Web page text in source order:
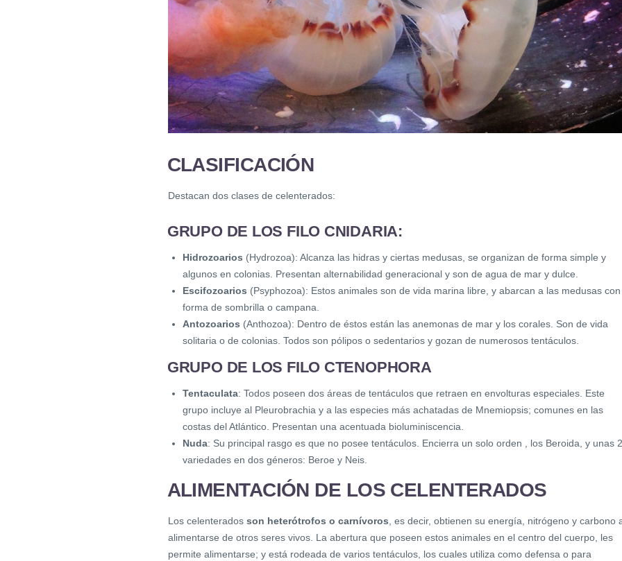
CLASIFICACIÓN
Destacan dos clases de celenterados:
GRUPO DE LOS FILO CNIDARIA:
Hidrozoarios (Hydrozoa): Alcanza las hidras y ciertas medusas, se organizan de forma simple y
algunos en colonias. Presentan alternabilidad generacional y son de agua de mar y dulce.
Escifozoarios (Psyphozoa): Estos animales son de vida marina libre, y abarcan a las medusas con
forma de sombrilla o campana.
Antozoarios (Anthozoa): Dentro de éstos están las anemonas de mar y los corales. Son de vida
solitaria o de colonias. Todos son pólipos o sedentarios y gozan de numerosos tentáculos.
GRUPO DE LOS FILO CTENOPHORA
Tentaculata: Todos poseen dos áreas de tentáculos que retraen en envolturas especiales. Este
grupo incluye al Pleurobrachia y a las especies más achatadas de Mnemiopsis; comunes en las
costas del Atlántico. Presentan una acentuada bioluminiscencia.
Nuda: Su principal rasgo es que no posee tentáculos. Encierra un solo orden , los Beroida, y unas
variedades en dos géneros: Beroe y Neis.
ALIMENTACIÓN DE LOS CELENTERADOS
Los celenterados son heterótrofos o carnívoros , es decir, obtienen su energía, nitrógeno y carbono
alimentarse de otros seres vivos. La abertura que poseen estos animales en el centro del cuerpo, les
permite alimentarse; y está rodeada de varios tentáculos, los cuales utiliza como defensa o para